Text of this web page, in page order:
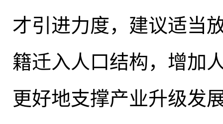
才引进力度，建议适当
籍迁入人口结构，增加
更好地支撑产业升级发